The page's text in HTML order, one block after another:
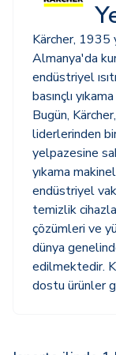
Kärcher, 1935
Almanya'da
endüstriyel
basınçlı
Bugün,
liderlerinden
yelpazesine
yıkama
endüstriyel
temizlik
çözümleri ve
dünya
edilmektedir.
dostu ürünler